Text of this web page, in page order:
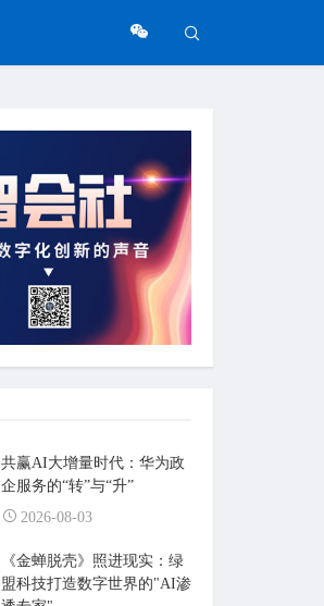
共赢AI大增量时代：华为政
企服务的“转”与“升”
2026-08-03
《金蝉脱壳》照进现实：绿
盟科技打造数字世界的"AI渗